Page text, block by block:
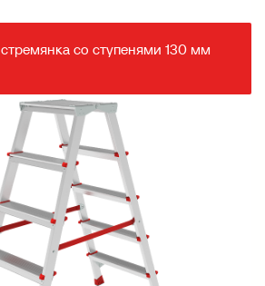
со ступенями 130 мм